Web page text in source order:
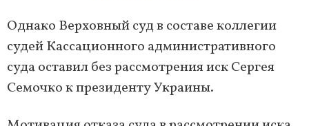
Однако Верховный суд в составе коллегии
судей Кассационного административного
суда оставил без рассмотрения иск Сергея
Семочко к президенту Украины.